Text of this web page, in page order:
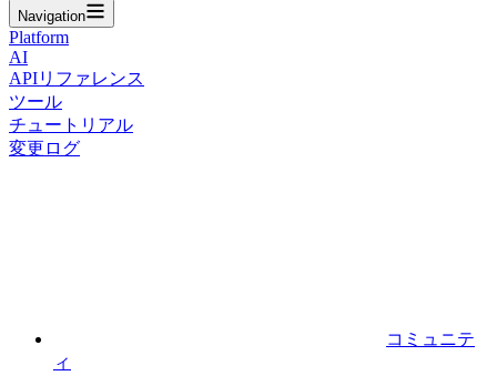
Navigation
Platform
AI
APIリファレンス
ツール
チュートリアル
変更ログ
コミュニテ
ィ